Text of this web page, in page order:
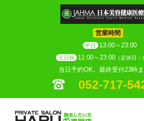
営業時間
平日 13:00～23:00
土日祝 11:00～23:00 （定休日：
当日予約OK。最終受付23時
052-717-